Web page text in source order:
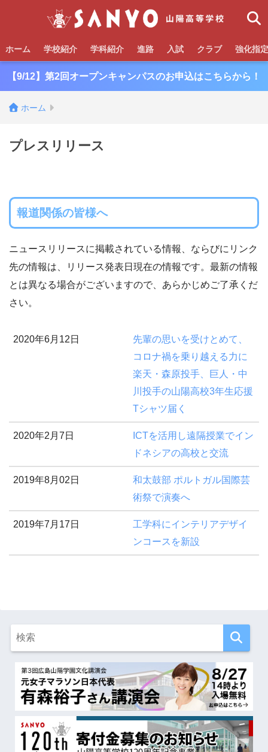
ホーム 学校紹介 学科紹介 進路 入試 クラブ 強化指
【9/12】第2回オープンキャンパスのお申込はこちらから！
ホーム
プレスリリース
報道関係の皆様へ
ニュースリリースに掲載されている情報、ならびにリンク
先の情報は、リリース発表日現在の情報です。最新の情報
とは異なる場合がございますので、あらかじめご了承くだ
さい。
2020年6月12日
先輩の思いを受けとめて、
コロナ禍を乗り越える力に
楽天・森原投手、巨人・中
川投手の山陽高校3年生応援
Tシャツ届く
2020年2月7日
ICTを活用し遠隔授業でイン
ドネシアの高校と交流
2019年8月02日
和太鼓部 ポルトガル国際芸
術祭で演奏へ
2019年7月17日
工学科にインテリアデザイ
ンコースを新設